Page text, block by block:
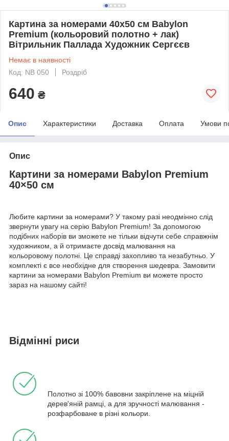
Картина за номерами 40х50 см Babylon
Premium (кольоровий полотно + лак)
Вітрильник Паллада Художник Сергєєв
Немає в наявності
Код: NB 050
Роздріб
640 ₴
Опис Характеристики Доставка Оплата Умови
Опис
Картини за номерами Babylon Premium
40×50 см
Любите картини за номерами? У такому разі неодмінно слід
звернути увагу на серію Babylon Premium! За допомогою
подібних наборів ви зможете не тільки відчути себе справжнім
художником, а й отримаєте досвід малювання на
кольоровому полотні. Це справді захопливо та незабутньо. У
комплекті є все необхідне для створення шедевра. Замовити
картини за номерами Babylon Premium ви можете просто
зараз на нашому сайті!
Відмінні риси
Полотно зі 100% бавовни закріплене на міцній
дерев'яній рамці, а для зручності малювання -
розфарбоване в різні кольори.